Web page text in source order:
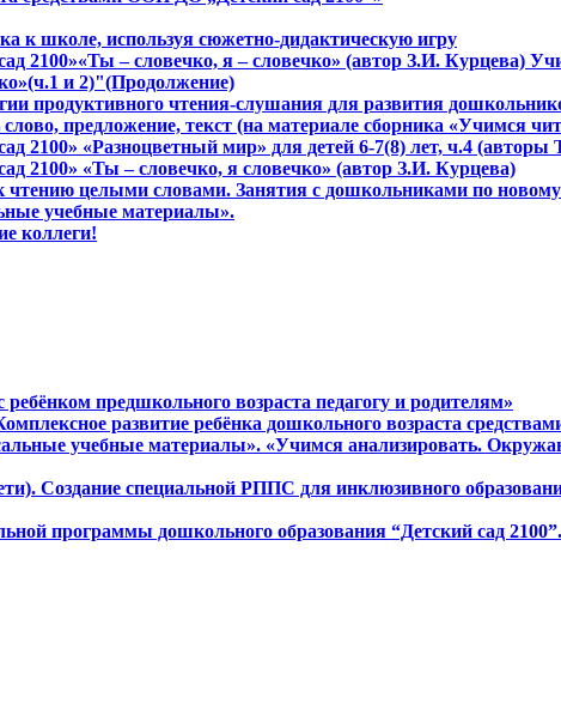
к школе, используя сюжетно-дидактическую игру
2100»«Ты – словечко, я – словечко» (автор З.И. Курцева)
и 2)"(Продолжение)
продуктивного чтения-слушания для развития
предложение, текст (на материале сборника «Учимся
2100» «Разноцветный мир» для детей 6-7(8) лет, ч.4
2100» «Ты – словечко, я словечко» (автор З.И. Курцева)
чтению целыми словами. Занятия с дошкольниками по
учебные материалы».
коллеги!
предшкольного возраста педагогу и родителям»
развитие ребёнка дошкольного возраста
учебные материалы». «Учимся анализировать.
Создание специальной РППС для инклюзивного
программы дошкольного образования “Детский сад